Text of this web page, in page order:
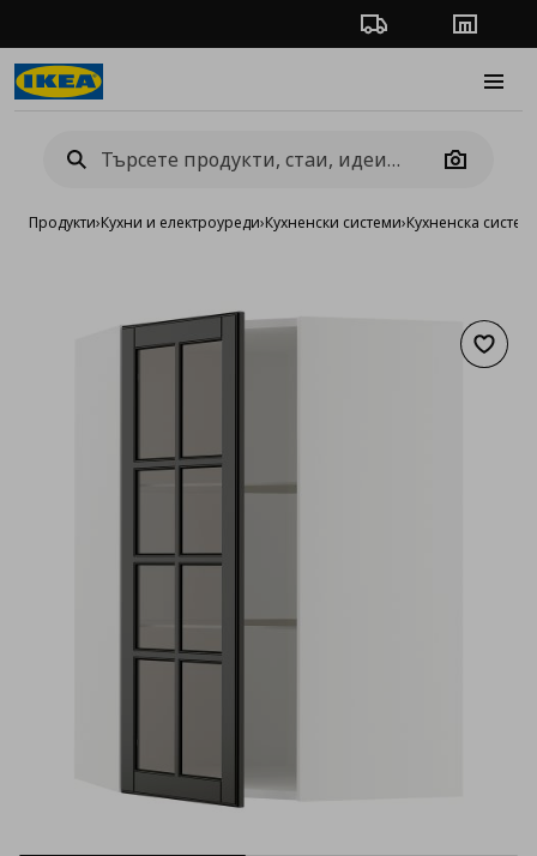
Проследяване на
Camera
Продукти›Кухни и електроуреди›Кухненски системи›Кухненска